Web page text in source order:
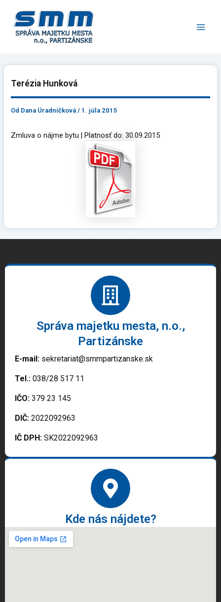
obsah
Terézia Hunková
Od Dana Úradníčková/ 1. júla 2015
Zmluva o nájme bytu | Platnosť do: 30.09.2015
Správa majetku mesta, n.o.,
Partizánske
E-mail: sekretariat@smmpartizanske.sk
Tel.: 038/28 517 11
IČO: 379 23 145
DIČ: 2022092963
IČ DPH: SK2022092963
Kde nás nájdete?